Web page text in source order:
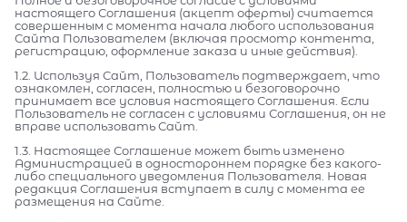
настоящего Соглашения (акцепт оферты) считается
совершенным с момента начала любого использования
Сайта Пользователем (включая просмотр контента,
регистрацию, оформление заказа и иные действия).
1.2. Используя Сайт, Пользователь подтверждает, что
ознакомлен, согласен, полностью и безоговорочно
принимает все условия настоящего Соглашения. Если
Пользователь не согласен с условиями Соглашения, он не
вправе использовать Сайт.
1.3. Настоящее Соглашение может быть изменено
Администрацией в одностороннем порядке без какого-
либо специального уведомления Пользователя. Новая
редакция Соглашения вступает в силу с момента ее
размещения на Сайте.